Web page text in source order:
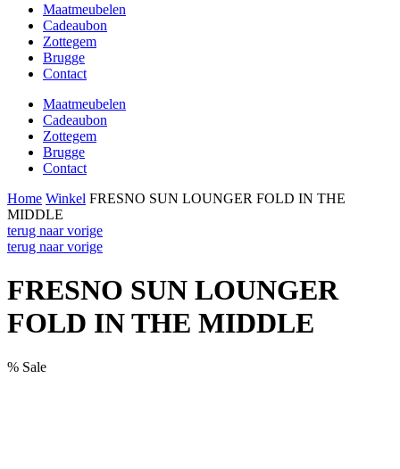
Maatmeubelen
Cadeaubon
Zottegem
Brugge
Contact
Maatmeubelen
Cadeaubon
Zottegem
Brugge
Contact
Home Winkel FRESNO SUN LOUNGER FOLD IN THE
MIDDLE
terug naar vorige
terug naar vorige
FRESNO SUN LOUNGER
FOLD IN THE MIDDLE
% Sale